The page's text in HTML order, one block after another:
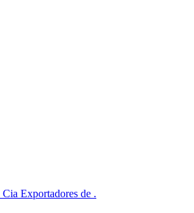
Exportadores de .